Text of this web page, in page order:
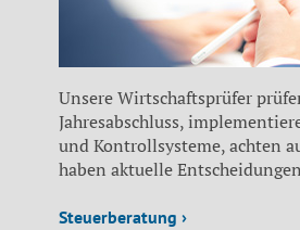
Unsere Wirtschaftsprüfer
Jahresabschluss,
und Kontrollsysteme, achten
haben aktuelle
Steuerberatung ›